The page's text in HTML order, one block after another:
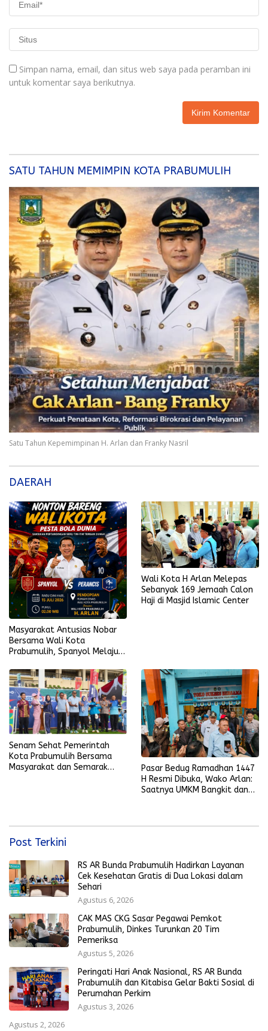
Simpan nama, email, dan situs web saya pada peramban ini
untuk komentar saya berikutnya.
SATU TAHUN MEMIMPIN KOTA PRABUMULIH
Satu Tahun Kepemimpinan H. Arlan dan Franky Nasril
DAERAH
Masyarakat Antusias Nobar
Bersama Wali Kota
Prabumulih, Spanyol Melaju
Wali Kota H Arlan Melepas
Sebanyak 169 Jemaah Calon
Haji di Masjid Islamic Center
Senam Sehat Pemerintah
Kota Prabumulih Bersama
Masyarakat dan Semarak
Pasar Bedug Ramadhan 1447
H Resmi Dibuka, Wako Arlan:
Saatnya UMKM Bangkit dan
Post Terkini
RS AR Bunda Prabumulih Hadirkan Layanan
Cek Kesehatan Gratis di Dua Lokasi dalam
Sehari
Agustus 6, 2026
CAK MAS CKG Sasar Pegawai Pemkot
Prabumulih, Dinkes Turunkan 20 Tim
Pemeriksa
Agustus 5, 2026
Peringati Hari Anak Nasional, RS AR Bunda
Prabumulih dan Kitabisa Gelar Bakti Sosial di
Perumahan Perkim
Agustus 3, 2026
Agustus 2, 2026